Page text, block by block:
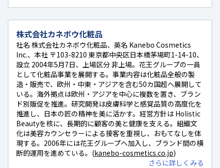
株式会社カネボウ化粧品
社名 株式会社カネボウ化粧品、英名 Kanebo Cosmetics
Inc.、本社 〒103-8210 東京都中央区日本橋茅場町1-14-10、
設立 2004年5月7日、上場区分 非上場。花王グループの一員
として化粧品事業を展開する。事業内容は化粧品全般の製
造・販売で、欧州・中東・アジアを含む50カ国超へ展開して
いる。海外拠点は欧州・アジアを中心に複数を置き、ブラン
ド別販促を推進。研究開発は皮膚科学と感覚品質の高度化を
推進し、日本の匠の精神を美に活かす。経営方針は Holistic
Beautyを核に、長期的に顧客の美と健康を支える。組織文
化は美容カウンセラーによる接客を重視し、おもてなしを体
現する。2006年には花王グループへ加入し、ブランド間の横
断的運用を進めている。(kanebo-cosmetics.co.jp)
さらに詳しくみる